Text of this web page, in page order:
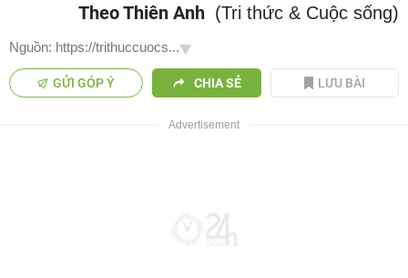
Theo Thiên Anh (Tri thức & Cuộc sống)
Nguồn: https://trithuccuocs...
GỬI GÓP Ý CHIA SẺ LƯU BÀI